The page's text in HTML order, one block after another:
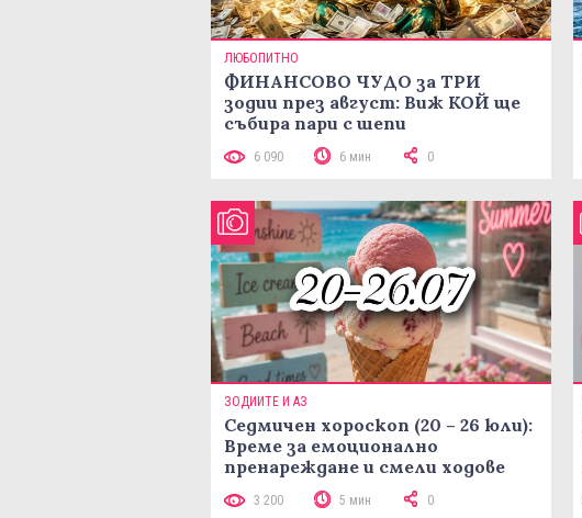
ЛЮБОПИТНО
ФИНАНСОВО ЧУДО за ТРИ
зодии през август: Виж КОЙ ще
събира пари с шепи
6 090 6 мин 0
ЗОДИИТЕ И АЗ
Седмичен хороскоп (20 – 26 юли):
Време за емоционално
пренареждане и смели ходове
3 200 5 мин 0